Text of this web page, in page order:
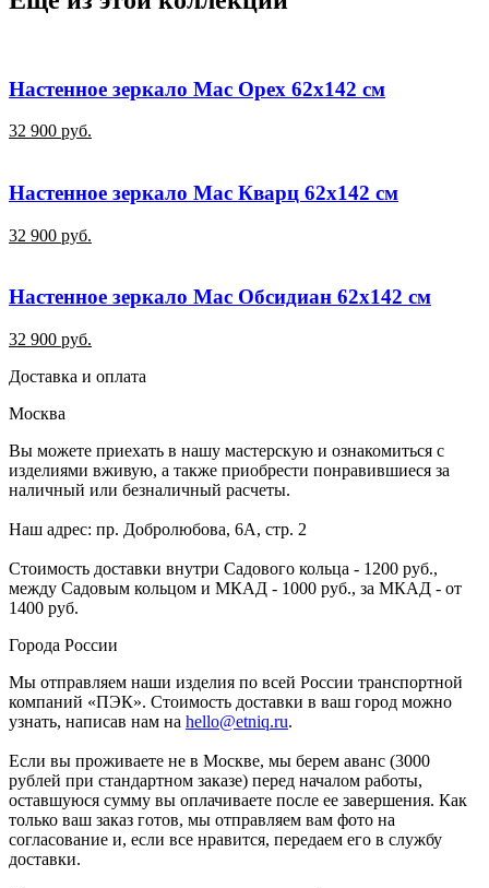
Настенное зеркало Мас Орех 62х142 см
32 900 руб.
Настенное зеркало Мас Кварц 62х142 см
32 900 руб.
Настенное зеркало Мас Обсидиан 62х142 см
32 900 руб.
Доставка и оплата
Москва
Вы можете приехать в нашу мастерскую и ознакомиться с
изделиями вживую, а также приобрести понравившиеся за
наличный или безналичный расчеты.
Наш адрес: пр. Добролюбова, 6А, стр. 2
Стоимость доставки внутри Садового кольца - 1200 руб.,
между Садовым кольцом и МКАД - 1000 руб., за МКАД - от
1400 руб.
Города России
Мы отправляем наши изделия по всей России транспортной
компаний «ПЭК». Стоимость доставки в ваш город можно
узнать, написав нам на hello@etniq.ru.
Если вы проживаете не в Москве, мы берем аванс (3000
рублей при стандартном заказе) перед началом работы,
оставшуюся сумму вы оплачиваете после ее завершения. Как
только ваш заказ готов, мы отправляем вам фото на
согласование и, если все нравится, передаем его в службу
доставки.